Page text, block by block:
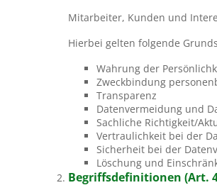
Mitarbeiter, Kunden und
Hierbei gelten folgende
Wahrung der
Zweckbindung
Transparenz
Datenvermeidung und
Sachliche Richtigkeit/
Vertraulichkeit bei der
Sicherheit bei der
Löschung und
Begriffsdefinitionen (Art. 4